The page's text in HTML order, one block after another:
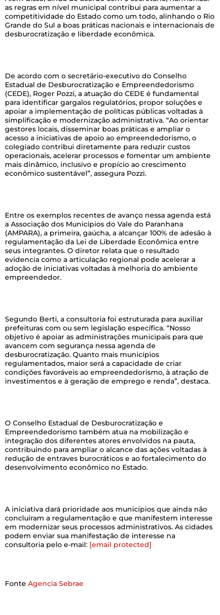
as regras em nível municipal contribui para aumentar a
competitividade do Estado como um todo, alinhando o Rio
Grande do Sul a boas práticas nacionais e internacionais de
desburocratização e liberdade econômica.
De acordo com o secretário-executivo do Conselho
Estadual de Desburocratização e Empreendedorismo
(CEDE), Roger Pozzi, a atuação do CEDE é fundamental
para identificar gargalos regulatórios, propor soluções e
apoiar a implementação de políticas públicas voltadas à
simplificação e modernização administrativa. “Ao orientar
gestores locais, disseminar boas práticas e ampliar o
acesso a iniciativas de apoio ao empreendedorismo, o
colegiado contribui diretamente para reduzir custos
operacionais, acelerar processos e fomentar um ambiente
mais dinâmico, inclusivo e propício ao crescimento
econômico sustentável”, assegura Pozzi.
Entre os exemplos recentes de avanço nessa agenda está
a Associação dos Municípios do Vale do Paranhana
(AMPARA), a primeira, gaúcha, a alcançar 100% de adesão à
regulamentação da Lei de Liberdade Econômica entre
seus integrantes. O diretor relata que o resultado
evidencia como a articulação regional pode acelerar a
adoção de iniciativas voltadas à melhoria do ambiente
empreendedor.
Segundo Berti, a consultoria foi estruturada para auxiliar
prefeituras com ou sem legislação específica. “Nosso
objetivo é apoiar as administrações municipais para que
avancem com segurança nessa agenda de
desburocratização. Quanto mais municípios
regulamentados, maior será a capacidade de criar
condições favoráveis ao empreendedorismo, à atração de
investimentos e à geração de emprego e renda”, destaca.
O Conselho Estadual de Desburocratização e
Empreendedorismo também atua na mobilização e
integração dos diferentes atores envolvidos na pauta,
contribuindo para ampliar o alcance das ações voltadas à
redução de entraves burocráticos e ao fortalecimento do
desenvolvimento econômico no Estado.
A iniciativa dará prioridade aos municípios que ainda não
concluíram a regulamentação e que manifestem interesse
em modernizar seus processos administrativos. As cidades
podem enviar sua manifestação de interesse na
consultoria pelo e-mail: [email protected]
Fonte Agencia Sebrae